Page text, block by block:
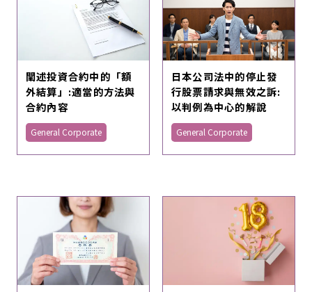
闡述投資合約中的「額
外結算」:適當的方法與
合約內容
General Corporate
日本公司法中的停止發
行股票請求與無效之訴:
以判例為中心的解說
General Corporate